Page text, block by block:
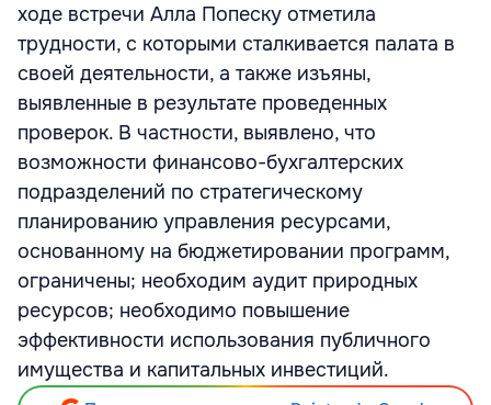
ходе встречи Алла Попеску отметила
трудности, с которыми сталкивается палата в
своей деятельности, а также изъяны,
выявленные в результате проведенных
проверок. В частности, выявлено, что
возможности финансово-бухгалтерских
подразделений по стратегическому
планированию управления ресурсами,
основанному на бюджетировании программ,
ограничены; необходим аудит природных
ресурсов; необходимо повышение
эффективности использования публичного
имущества и капитальных инвестиций.